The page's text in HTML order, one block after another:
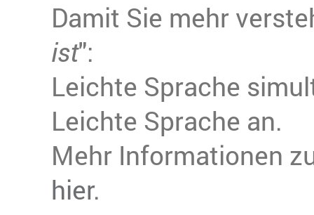
Damit Sie mehr
ist":
Leichte Sprache
Leichte Sprache an.
Mehr Informationen
hier.